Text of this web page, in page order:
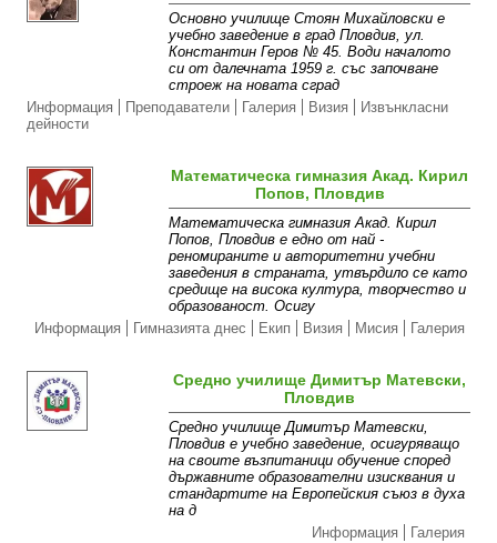
Основно училище Стоян Михайловски е
учебно заведение в град Пловдив, ул.
Константин Геров № 45. Води началото
си от далечната 1959 г. със започване
строеж на новата сград
Информация
Преподаватели Галерия Визия
Извънкласни
дейности
Математическа гимназия Акад. Кирил
Попов, Пловдив
Математическа гимназия Акад. Кирил
Попов, Пловдив е едно от най -
реномираните и авторитетни учебни
заведения в страната, утвърдило се като
средище на висока култура, творчество и
образованост. Осигу
Информация
Гимназията днес Екип Визия Мисия Галерия
Средно училище Димитър Матевски,
Пловдив
Средно училище Димитър Матевски,
Пловдив е учебно заведение, осигуряващо
на своите възпитаници обучение според
държавните образователни изисквания и
стандартите на Европейския съюз в духа
на д
Информация
Галерия